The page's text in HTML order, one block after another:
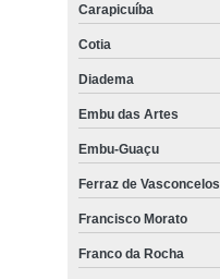
Carapicuíba
Cotia
Diadema
Embu das Artes
Embu-Guaçu
Ferraz de Vasconcelos
Francisco Morato
Franco da Rocha